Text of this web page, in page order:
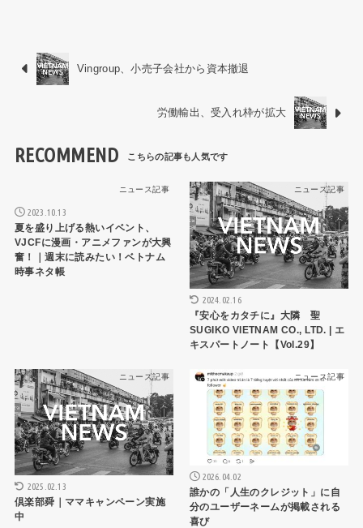
Vingroup、小売子会社から資本撤退
労働輸出、受入れ枠が拡大
RECOMMEND
ニュース記事
2023.10.13
夏を盛り上げる熱いイベント、
VJCFに漫画・アニメファンが大興
奮！｜週末に読みたい！ベトナム
時事ネタ帳
ニュース記事
2024.02.16
『安心をカタチに』大隣 聖
SUGIKO VIETNAM CO., LTD. | エ
キスパートノート【Vol.29】
ニュース記事
2025.02.13
倶楽部舜｜ママキャンペーン実施
中
ニュース記事
2026.04.02
誰かの「人生のクレジット」に自
分のユーザーネームが掲載される
喜び